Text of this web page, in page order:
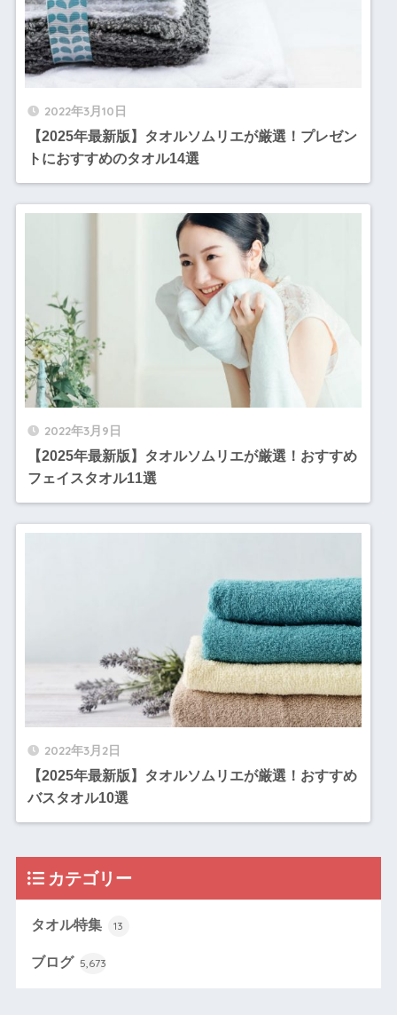
2022年3月10日
【2025年最新版】タオルソムリエが厳選！プレゼン
トにおすすめのタオル14選
2022年3月9日
【2025年最新版】タオルソムリエが厳選！おすすめ
フェイスタオル11選
2022年3月2日
【2025年最新版】タオルソムリエが厳選！おすすめ
バスタオル10選
カテゴリー
タオル特集 13
ブログ 5,673